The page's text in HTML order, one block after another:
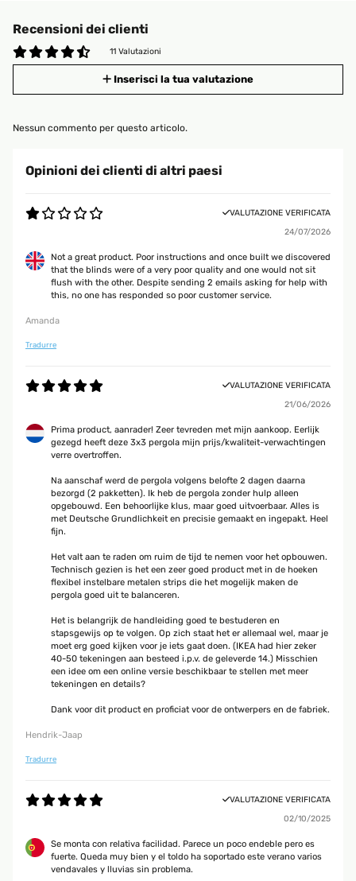
Recensioni dei clienti
11 Valutazioni
Inserisci la tua valutazione
Nessun commento per questo articolo.
Opinioni dei clienti di altri paesi
VALUTAZIONE VERIFICATA
24/07/2026
Not a great product. Poor instructions and once built we discovered
that the blinds were of a very poor quality and one would not sit
flush with the other. Despite sending 2 emails asking for help with
this, no one has responded so poor customer service.
Amanda
Tradurre
VALUTAZIONE VERIFICATA
21/06/2026
Prima product, aanrader! Zeer tevreden met mijn aankoop. Eerlijk
gezegd heeft deze 3x3 pergola mijn prijs/kwaliteit-verwachtingen
verre overtroffen.
Na aanschaf werd de pergola volgens belofte 2 dagen daarna
bezorgd (2 pakketten). Ik heb de pergola zonder hulp alleen
opgebouwd. Een behoorlijke klus, maar goed uitvoerbaar. Alles is
met Deutsche Grundlichkeit en precisie gemaakt en ingepakt. Heel
fijn.
Het valt aan te raden om ruim de tijd te nemen voor het opbouwen.
Technisch gezien is het een zeer goed product met in de hoeken
flexibel instelbare metalen strips die het mogelijk maken de
pergola goed uit te balanceren.
Het is belangrijk de handleiding goed te bestuderen en
stapsgewijs op te volgen. Op zich staat het er allemaal wel, maar je
moet erg goed kijken voor je iets gaat doen. (IKEA had hier zeker
40-50 tekeningen aan besteed i.p.v. de geleverde 14.) Misschien
een idee om een online versie beschikbaar te stellen met meer
tekeningen en details?
Dank voor dit product en proficiat voor de ontwerpers en de fabriek.
Hendrik-Jaap
Tradurre
VALUTAZIONE VERIFICATA
02/10/2025
Se monta con relativa facilidad. Parece un poco endeble pero es
fuerte. Queda muy bien y el toldo ha soportado este verano varios
vendavales y lluvias sin problema.